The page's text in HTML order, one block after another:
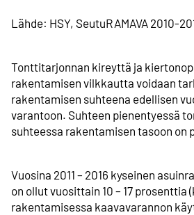
Lähde: HSY, SeutuRAMAVA 2010-
Tonttitarjonnan kireyttä ja
rakentamisen vilkkautta voidaan
rakentamisen suhteena edellisen
varantoon. Suhteen pienentyessä
suhteessa rakentamisen tasoon on
Vuosina 2011 – 2016 kyseinen
on ollut vuosittain 10 – 17
rakentamisessa kaava­varannon